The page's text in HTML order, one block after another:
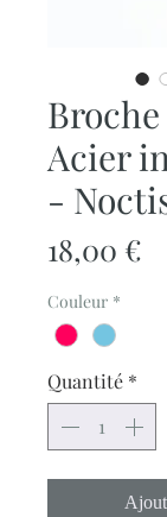
Acier
-
18,00 €
Couleur *
Quantité *